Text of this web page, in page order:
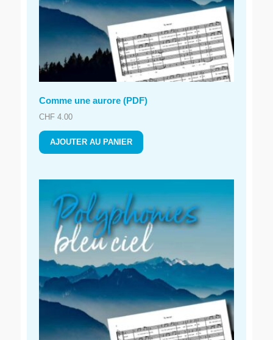
Comme une aurore (PDF)
CHF 4.00
AJOUTER AU PANIER